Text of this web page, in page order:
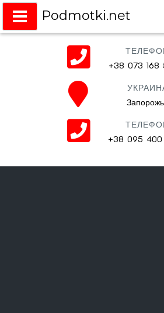
Podmotki.net
Подмотки на
+38 073 168
+38 095 400